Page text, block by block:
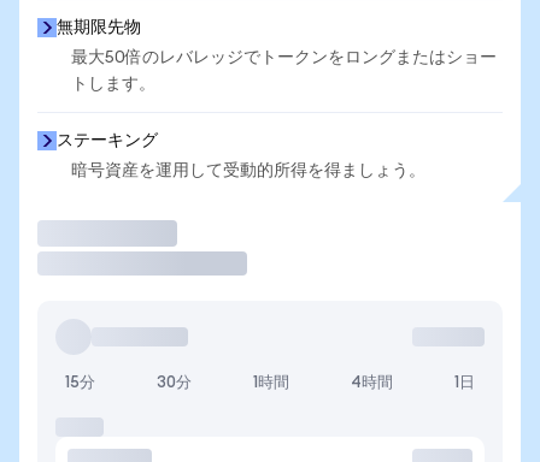
無期限先物
最大50倍のレバレッジでトークンをロングまたはショー
トします。
ステーキング
暗号資産を運用して受動的所得を得ましょう。
15分 30分 1時間 4時間 1日